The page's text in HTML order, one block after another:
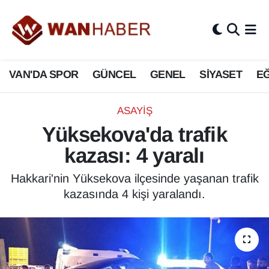
VAN'DA SPOR GÜNCEL GENEL SİYASET
ASAYİŞ
Yüksekova'da trafik
kazası: 4 yaralı
Hakkari'nin Yüksekova ilçesinde yaşanan trafik
kazasında 4 kişi yaralandı.
3.SAYFA
ASAYİŞ
BİLİM VE TEKNOLOJİ
Biyografi
ÇEVRE
Deprem
Dernekler, Odalar
Van Nöbetçi Eczaneler
Van Hava Durumu
Van Namaz Vakitleri
Van Trafik Yoğunluk Haritası
Süper Lig Puan Durumu ve Fikstür
Tüm Manşetler
Son Dakika Haberleri
Haber Arşivi